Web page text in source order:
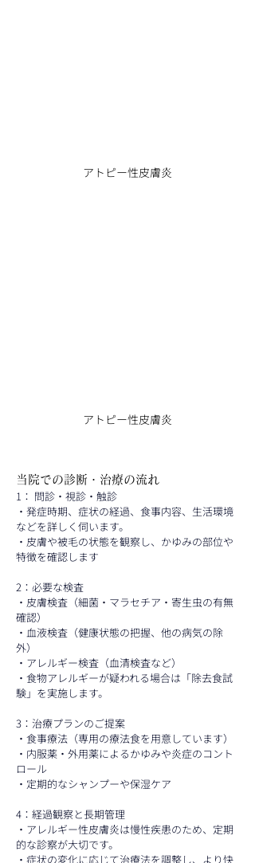
アトピー性皮膚炎
アトピー性皮膚炎
当院での診断・治療の流れ
1： 問診・視診・触診
・発症時期、症状の経過、食事内容、生活環境
などを詳しく伺います。
・皮膚や被毛の状態を観察し、かゆみの部位や
特徴を確認します
2：必要な検査
・皮膚検査（細菌・マラセチア・寄生虫の有無
確認）
・血液検査（健康状態の把握、他の病気の除
外）
・アレルギー検査（血清検査など）
・食物アレルギーが疑われる場合は「除去食試
験」を実施します。
3：治療プランのご提案
・食事療法（専用の療法食を用意しています）
・内服薬・外用薬によるかゆみや炎症のコント
ロール
・定期的なシャンプーや保湿ケア
4：経過観察と長期管理
・アレルギー性皮膚炎は慢性疾患のため、定期
的な診察が大切です。
・症状の変化に応じて治療法を調整し、より快